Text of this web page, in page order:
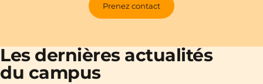
Prenez contact
Les dernières actualités
du campus